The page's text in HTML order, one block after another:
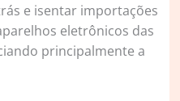
e isentar importações
eletrônicos das
principalmente a